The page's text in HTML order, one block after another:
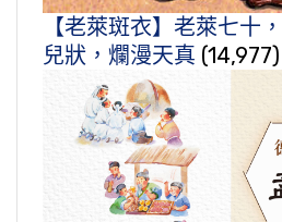
【老萊斑衣】老萊七十
兒狀，爛漫天真 (14,977)